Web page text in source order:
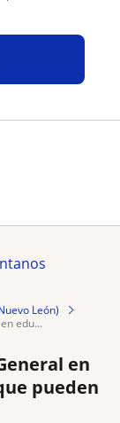
León)
edu...
en
pueden